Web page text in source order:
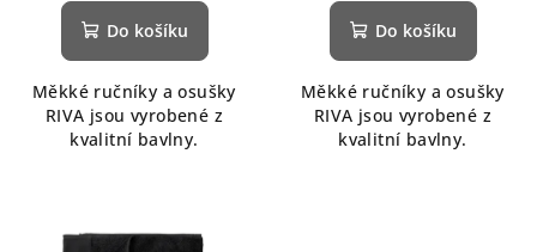
Do košíku
Měkké ručníky a osušky
RIVA jsou vyrobené z
kvalitní bavlny.
Do košíku
Měkké ručníky a osušky
RIVA jsou vyrobené z
kvalitní bavlny.